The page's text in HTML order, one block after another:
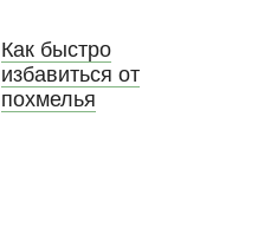
Как быстро
избавиться от
похмелья